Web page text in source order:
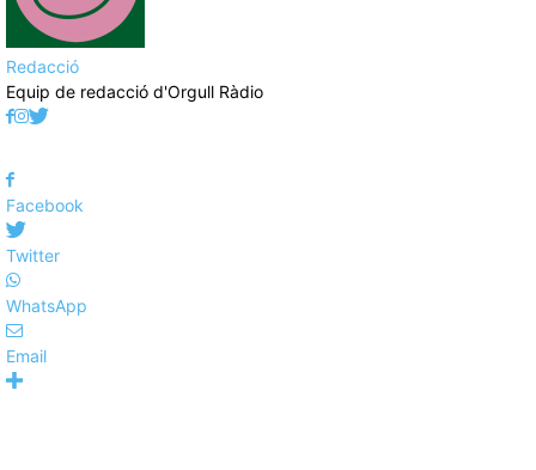
Redacció
Equip de redacció d'Orgull Ràdio
Facebook
Twitter
WhatsApp
Email